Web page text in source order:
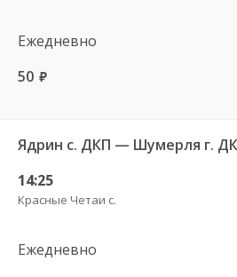
Ежедневно
50 руб.
Ядрин с. ДКП — Шумерля г.
14:25
Красные Четаи с.
Ежедневно